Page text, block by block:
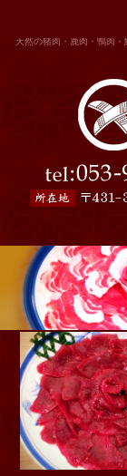
天然の猪肉・鹿肉・鴨肉